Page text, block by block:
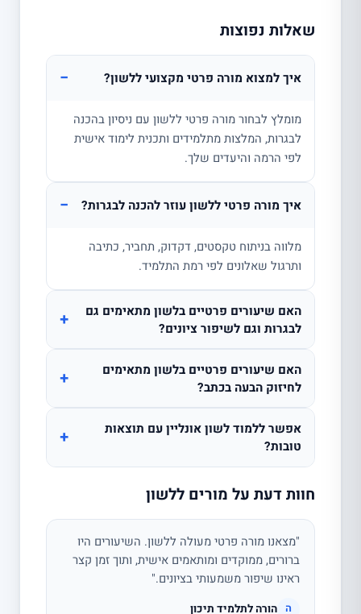
שאלות נפוצות
איך למצוא מורה פרטי מקצועי ללשון? −
מומלץ לבחור מורה פרטי ללשון עם ניסיון בהכנה
לבגרות, המלצות מתלמידים ותכנית לימוד אישית
לפי הרמה והיעדים שלך.
איך מורה פרטי ללשון עוזר להכנה לבגרות? −
מלווה בניתוח טקסטים, דקדוק, תחביר, כתיבה
ותרגול שאלונים לפי רמת התלמיד.
האם שיעורים פרטיים בלשון מתאימים גם
לבגרות וגם לשיפור ציונים?
+
האם שיעורים פרטיים בלשון מתאימים
לחיזוק הבעה בכתב?
+
אפשר ללמוד לשון אונליין עם תוצאות
טובות?
+
חוות דעת על מורים ללשון
"מצאנו מורה פרטי מעולה ללשון. השיעורים היו
ברורים, ממוקדים ומותאמים אישית, ותוך זמן קצר
ראינו שיפור משמעותי בציונים."
ה הורה לתלמיד תיכון